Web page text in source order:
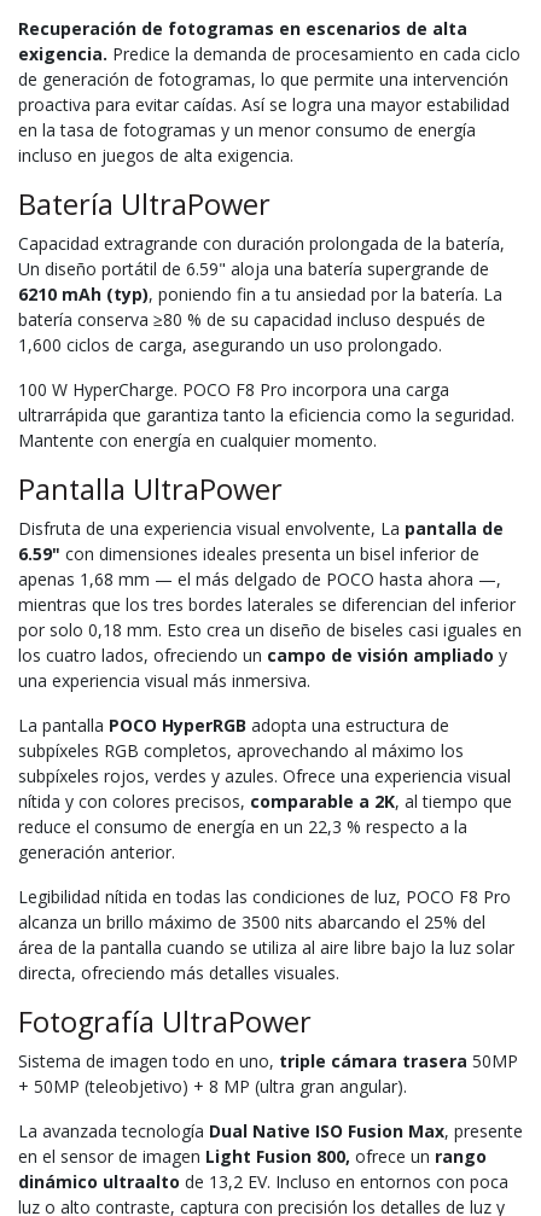
Recuperación de fotogramas en escenarios de alta
exigencia. Predice la demanda de procesamiento en cada ciclo
de generación de fotogramas, lo que permite una intervención
proactiva para evitar caídas. Así se logra una mayor estabilidad
en la tasa de fotogramas y un menor consumo de energía
incluso en juegos de alta exigencia.
Batería UltraPower
Capacidad extragrande con duración prolongada de la batería,
Un diseño portátil de 6.59" aloja una batería supergrande de
6210 mAh (typ), poniendo fin a tu ansiedad por la batería. La
batería conserva ≥80 % de su capacidad incluso después de
1,600 ciclos de carga, asegurando un uso prolongado.
100 W HyperCharge. POCO F8 Pro incorpora una carga
ultrarrápida que garantiza tanto la eficiencia como la seguridad.
Mantente con energía en cualquier momento.
Pantalla UltraPower
Disfruta de una experiencia visual envolvente, La pantalla de
6.59" con dimensiones ideales presenta un bisel inferior de
apenas 1,68 mm — el más delgado de POCO hasta ahora —,
mientras que los tres bordes laterales se diferencian del inferior
por solo 0,18 mm. Esto crea un diseño de biseles casi iguales en
los cuatro lados, ofreciendo un campo de visión ampliado y
una experiencia visual más inmersiva.
La pantalla POCO HyperRGB adopta una estructura de
subpíxeles RGB completos, aprovechando al máximo los
subpíxeles rojos, verdes y azules. Ofrece una experiencia visual
nítida y con colores precisos, comparable a 2K, al tiempo que
reduce el consumo de energía en un 22,3 % respecto a la
generación anterior.
Legibilidad nítida en todas las condiciones de luz, POCO F8 Pro
alcanza un brillo máximo de 3500 nits abarcando el 25% del
área de la pantalla cuando se utiliza al aire libre bajo la luz solar
directa, ofreciendo más detalles visuales.
Fotografía UltraPower
Sistema de imagen todo en uno, triple cámara trasera 50MP
+ 50MP (teleobjetivo) + 8 MP (ultra gran angular).
La avanzada tecnología Dual Native ISO Fusion Max, presente
en el sensor de imagen Light Fusion 800, ofrece un rango
dinámico ultraalto de 13,2 EV. Incluso en entornos con poca
luz o alto contraste, captura con precisión los detalles de luz y